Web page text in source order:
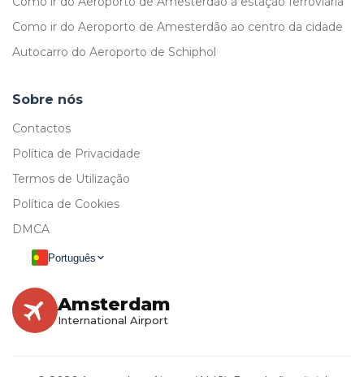
Como ir do Aeroporto de Amesterdão ao centro da cidade
Autocarro do Aeroporto de Schiphol
Sobre nós
Contactos
Política de Privacidade
Termos de Utilização
Política de Cookies
DMCA
Português
Amsterdam
International Airport